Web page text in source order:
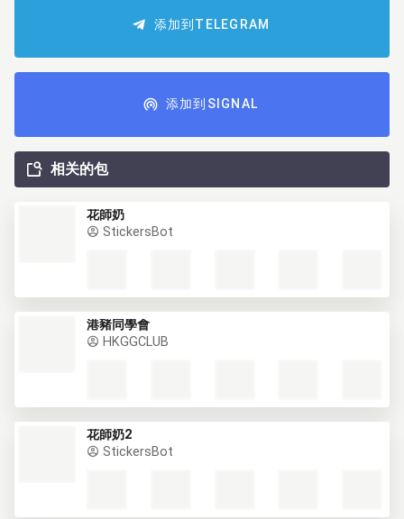
添加到TELEGRAM
添加到SIGNAL
相关的包
花師奶
StickersBot
港豬同學會
HKGGCLUB
花師奶2
StickersBot